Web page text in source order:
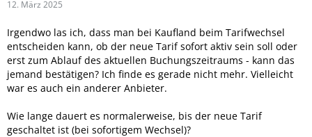
12. März 2025
Irgendwo las ich, dass man bei Kaufland beim Tarifwechsel
entscheiden kann, ob der neue Tarif sofort aktiv sein soll oder
erst zum Ablauf des aktuellen Buchungszeitraums - kann das
jemand bestätigen? Ich finde es gerade nicht mehr. Vielleicht
war es auch ein anderer Anbieter.
Wie lange dauert es normalerweise, bis der neue Tarif
geschaltet ist (bei sofortigem Wechsel)?